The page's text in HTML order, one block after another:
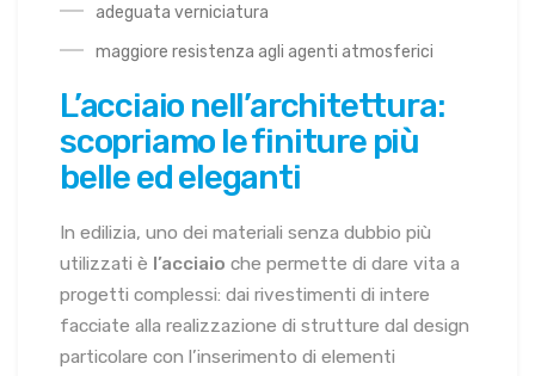
adeguata verniciatura
maggiore resistenza agli agenti atmosferici
L’acciaio nell’architettura:
scopriamo le finiture più
belle ed eleganti
In edilizia, uno dei materiali senza dubbio più
utilizzati è l’acciaio che permette di dare vita a
progetti complessi: dai rivestimenti di intere
facciate alla realizzazione di strutture dal design
particolare con l’inserimento di elementi